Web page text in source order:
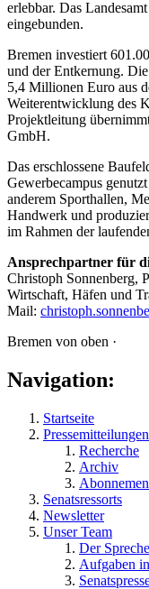
erlebbar. Das
eingebunden.
Bremen investiert
und der Entkernung.
5,4 Millionen Euro aus
Weiterentwicklung des
Projektleitung
GmbH.
Das erschlossene
Gewerbecampus
anderem Sporthallen,
Handwerk und
im Rahmen der
Ansprechpartner für
Christoph Sonnenberg,
Wirtschaft, Häfen und
Mail:
Bremen von oben ·
Navigation:
Startseite
Pressemitteilungen
Recherche
Archiv
Senatsressorts
Newsletter
Unser Team
Der
Aufgaben